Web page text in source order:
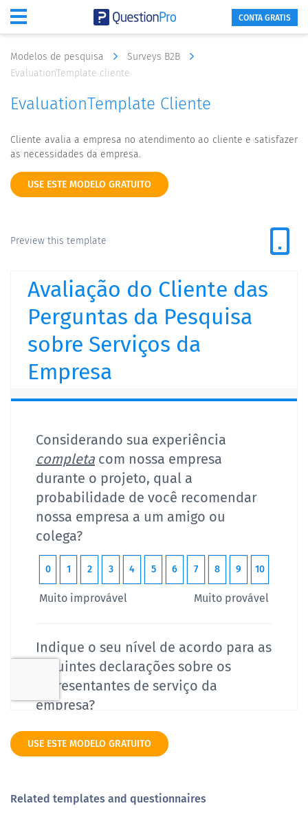
CONTA GRATIS
Modelos de pesquisa
Surveys B2B
EvaluationTemplate cliente
EvaluationTemplate Cliente
Cliente avalia a empresa no atendimento ao cliente e satisfazer
as necessidades da empresa.
USE ESTE MODELO GRATUITO
Preview this template
USE ESTE MODELO GRATUITO
Related templates and questionnaires